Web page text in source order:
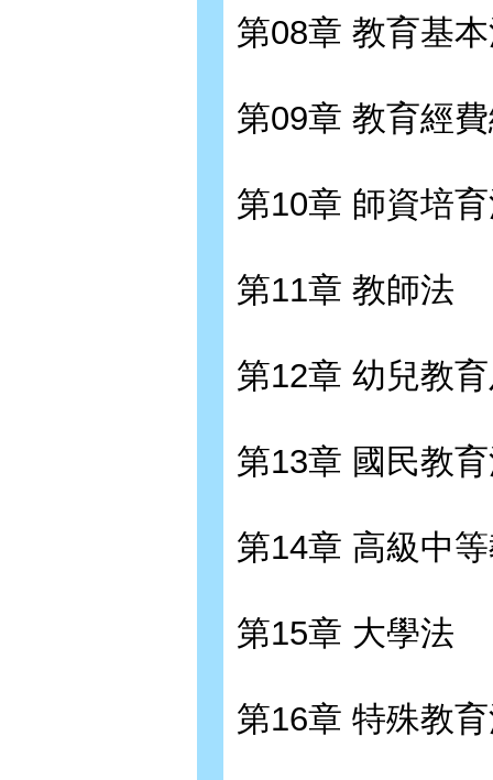
第08章 教育基
第09章 教育經
第10章 師資培
第11章 教師法
第12章 幼兒教
第13章 國民教
第14章 高級中
第15章 大學法
第16章 特殊教